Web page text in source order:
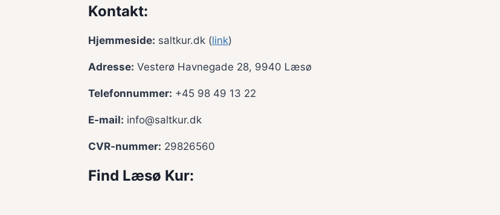
Kontakt:
Hjemmeside: saltkur.dk (link)
Adresse: Vesterø Havnegade 28, 9940 Læsø
Telefonnummer: +45 98 49 13 22
E-mail: info@saltkur.dk
CVR-nummer: 29826560
Find Læsø Kur: